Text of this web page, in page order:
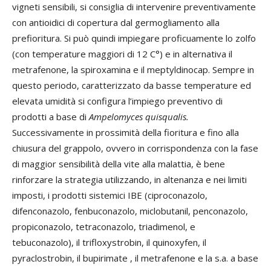
vigneti sensibili, si consiglia di intervenire preventivamente
con antioidici di copertura dal germogliamento alla
prefioritura. Si può quindi impiegare proficuamente lo zolfo
(con temperature maggiori di 12 C°) e in alternativa il
metrafenone, la spiroxamina e il meptyldinocap. Sempre in
questo periodo, caratterizzato da basse temperature ed
elevata umidità si configura l’impiego preventivo di
prodotti a base diAmpelomyces quisqualis.
Successivamente in prossimità della fioritura e fino alla
chiusura del grappolo, ovvero in corrispondenza con la fase
di maggior sensibilità della vite alla malattia, è bene
rinforzare la strategia utilizzando, in altenanza e nei limiti
imposti, i prodotti sistemici IBE (ciproconazolo,
difenconazolo, fenbuconazolo, miclobutanil, penconazolo,
propiconazolo, tetraconazolo, triadimenol, e
tebuconazolo), il trifloxystrobin, il quinoxyfen, il
pyraclostrobin, il bupirimate , il metrafenone e la s.a. a base